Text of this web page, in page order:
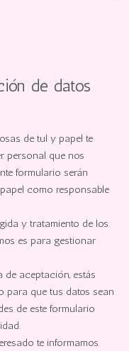
de datos
de tul y papel te
personal que nos
formulario serán
como responsable
y tratamiento de los
es para gestionar
de aceptación, estás
para que tus datos sean
de este formulario
te informamos